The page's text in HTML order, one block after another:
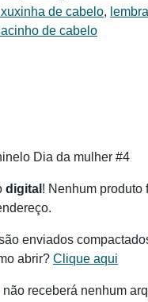
de cabelo,
de cabelo
Dia da mulher #4
digital ! Nenhum produto
enviados
abrir? Clique aqui
não receberá nenhum